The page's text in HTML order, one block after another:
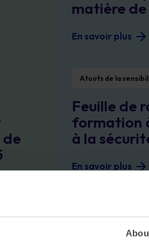
matière
En savoir plus
Atouts de la
Feuille de
formation
à la
En savoir plus